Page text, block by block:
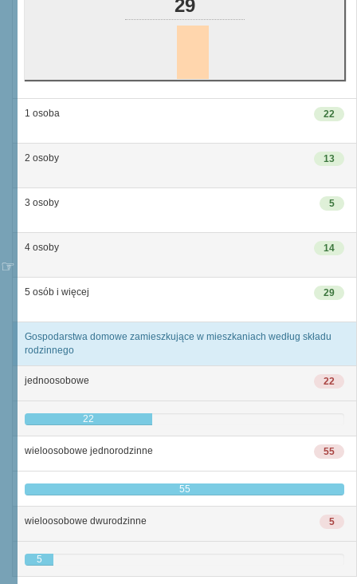
29
22
1 osoba
13
2 osoby
5
3 osoby
14
4 osoby
29
5 osób i więcej
Gospodarstwa domowe zamieszkujące w mieszkaniach według składu
rodzinnego
22
jednoosobowe
22
55
wieloosobowe jednorodzinne
55
5
wieloosobowe dwurodzinne
5